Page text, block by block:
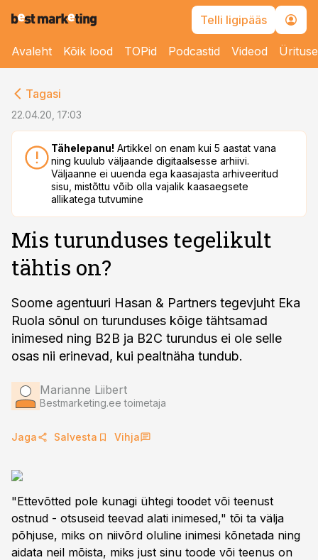
Telli ligipääs
Avaleht Kõik lood TOPid Podcastid Videod
Tagasi
22.04.20, 17:03
Tähelepanu! Artikkel on enam kui 5 aastat vana
ning kuulub väljaande digitaalsesse arhiivi.
Väljaanne ei uuenda ega kaasajasta arhiveeritud
sisu, mistõttu võib olla vajalik kaasaegsete
allikatega tutvumine
Mis turunduses tegelikult
tähtis on?
Soome agentuuri Hasan & Partners tegevjuht Eka
Ruola sõnul on turunduses kõige tähtsamad
inimesed ning B2B ja B2C turundus ei ole selle
osas nii erinevad, kui pealtnäha tundub.
Marianne Liibert
Bestmarketing.ee toimetaja
Jaga Salvesta Vihja
"Ettevõtted pole kunagi ühtegi toodet või teenust
ostnud - otsuseid teevad alati inimesed," tõi ta välja
põhjuse, miks on niivõrd oluline inimesi kõnetada ning
aidata neil mõista, miks just sinu toode või teenus on